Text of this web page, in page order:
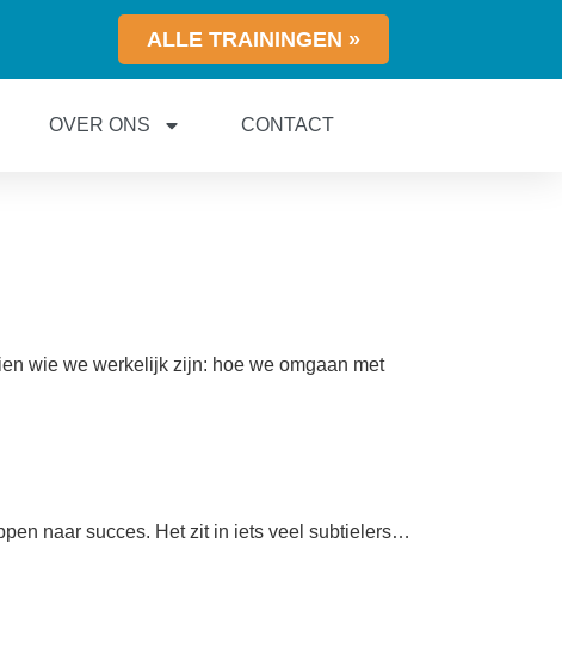
ALLE TRAININGEN »
OVER ONS CONTACT
wie we werkelijk zijn: hoe we omgaan met
naar succes. Het zit in iets veel subtielers…